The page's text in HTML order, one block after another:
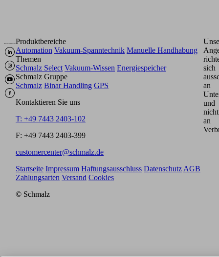
Produktbereiche
Automation Vakuum-Spanntechnik Manuelle Handhabung
Themen
Schmalz Select Vakuum-Wissen Energiespeicher
Schmalz Gruppe
Schmalz Binar Handling GPS
Kontaktieren Sie uns
T: +49 7443 2403-102
F: +49 7443 2403-399
customercenter@schmalz.de
sich
an
und
nicht
an
Startseite Impressum Haftungsausschluss Datenschutz AGB
Zahlungsarten Versand Cookies
© Schmalz